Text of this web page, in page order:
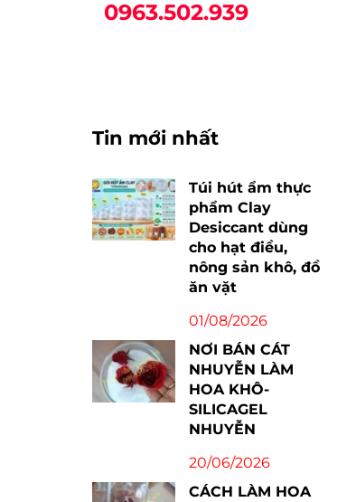
0963.502.939
Tin mới nhất
Túi hút ẩm thực
phẩm Clay
Desiccant dùng
cho hạt điều,
nông sản khô, đồ
ăn vặt
01/08/2026
NƠI BÁN CÁT
NHUYỄN LÀM
HOA KHÔ-
SILICAGEL
NHUYỄN
20/06/2026
CÁCH LÀM HOA